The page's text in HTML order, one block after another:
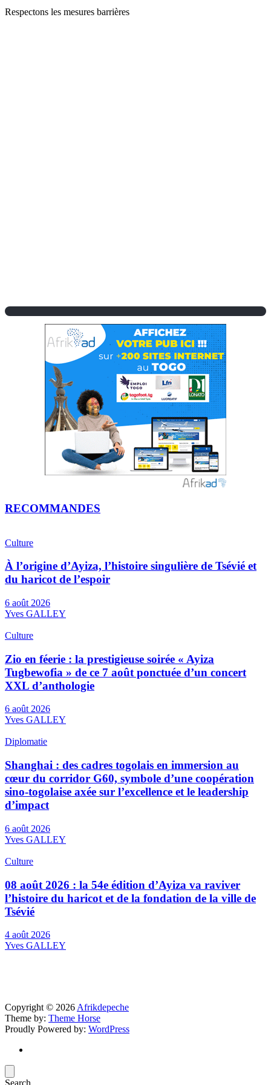
Respectons les mesures barrières
RECOMMANDES
Culture
À l’origine d’Ayiza, l’histoire singulière de Tsévié et
du haricot de l’espoir
6 août 2026
Yves GALLEY
Culture
Zio en féerie : la prestigieuse soirée « Ayiza
Tugbewofia » de ce 7 août ponctuée d’un concert
XXL d’anthologie
6 août 2026
Yves GALLEY
Diplomatie
Shanghai : des cadres togolais en immersion au
cœur du corridor G60, symbole d’une coopération
sino-togolaise axée sur l’excellence et le leadership
d’impact
6 août 2026
Yves GALLEY
Culture
08 août 2026 : la 54e édition d’Ayiza va raviver
l’histoire du haricot et de la fondation de la ville de
Tsévié
4 août 2026
Yves GALLEY
Copyright © 2026 Afrikdepeche
Theme by: Theme Horse
Proudly Powered by: WordPress